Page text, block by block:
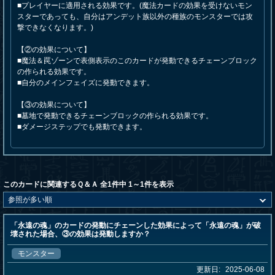
■プレイヤーに適用される効果です。(魔法カードの効果を受けないモン
スターであっても、自分はアンデット族以外の種族のモンスターでは攻
撃できなくなります。)
【②の効果について】
■魔法＆罠ゾーンで表側表示のこのカードが発動できるチェーンブロック
の作られる効果です。
■自分のメインフェイズに発動できます。
【③の効果について】
■墓地で発動できるチェーンブロックの作られる効果です。
■ダメージステップでも発動できます。
このカードに関連するＱ＆Ａ 全1件中 1～1件を表示
「永遠の魂」のカードの発動にチェーンした効果によって「永遠の魂」が破
壊された場合、③の効果は発動しますか？
モンスター
更新日: 2025-06-08